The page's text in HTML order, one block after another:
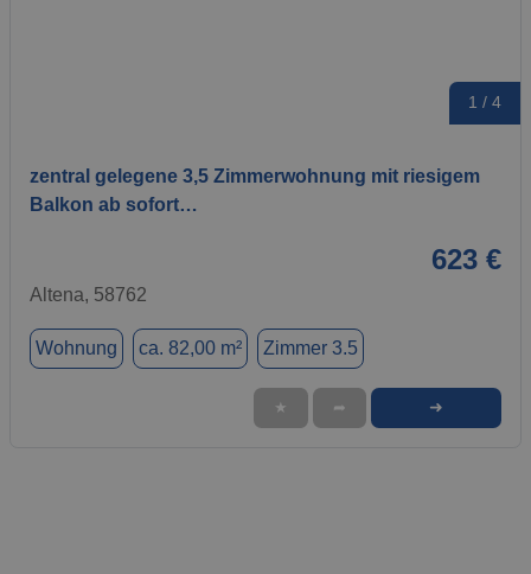
1 / 4
zentral gelegene 3,5 Zimmerwohnung mit riesigem
Balkon ab sofort…
623 €
Altena, 58762
Wohnung ca. 82,00 m² Zimmer 3.5
★ ➦ ➜